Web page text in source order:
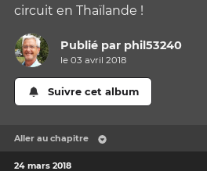
circuit en Thaïlande !
Publié par phil53240
le 03 avril 2018
Suivre cet album
Aller au chapitre
24 mars 2018